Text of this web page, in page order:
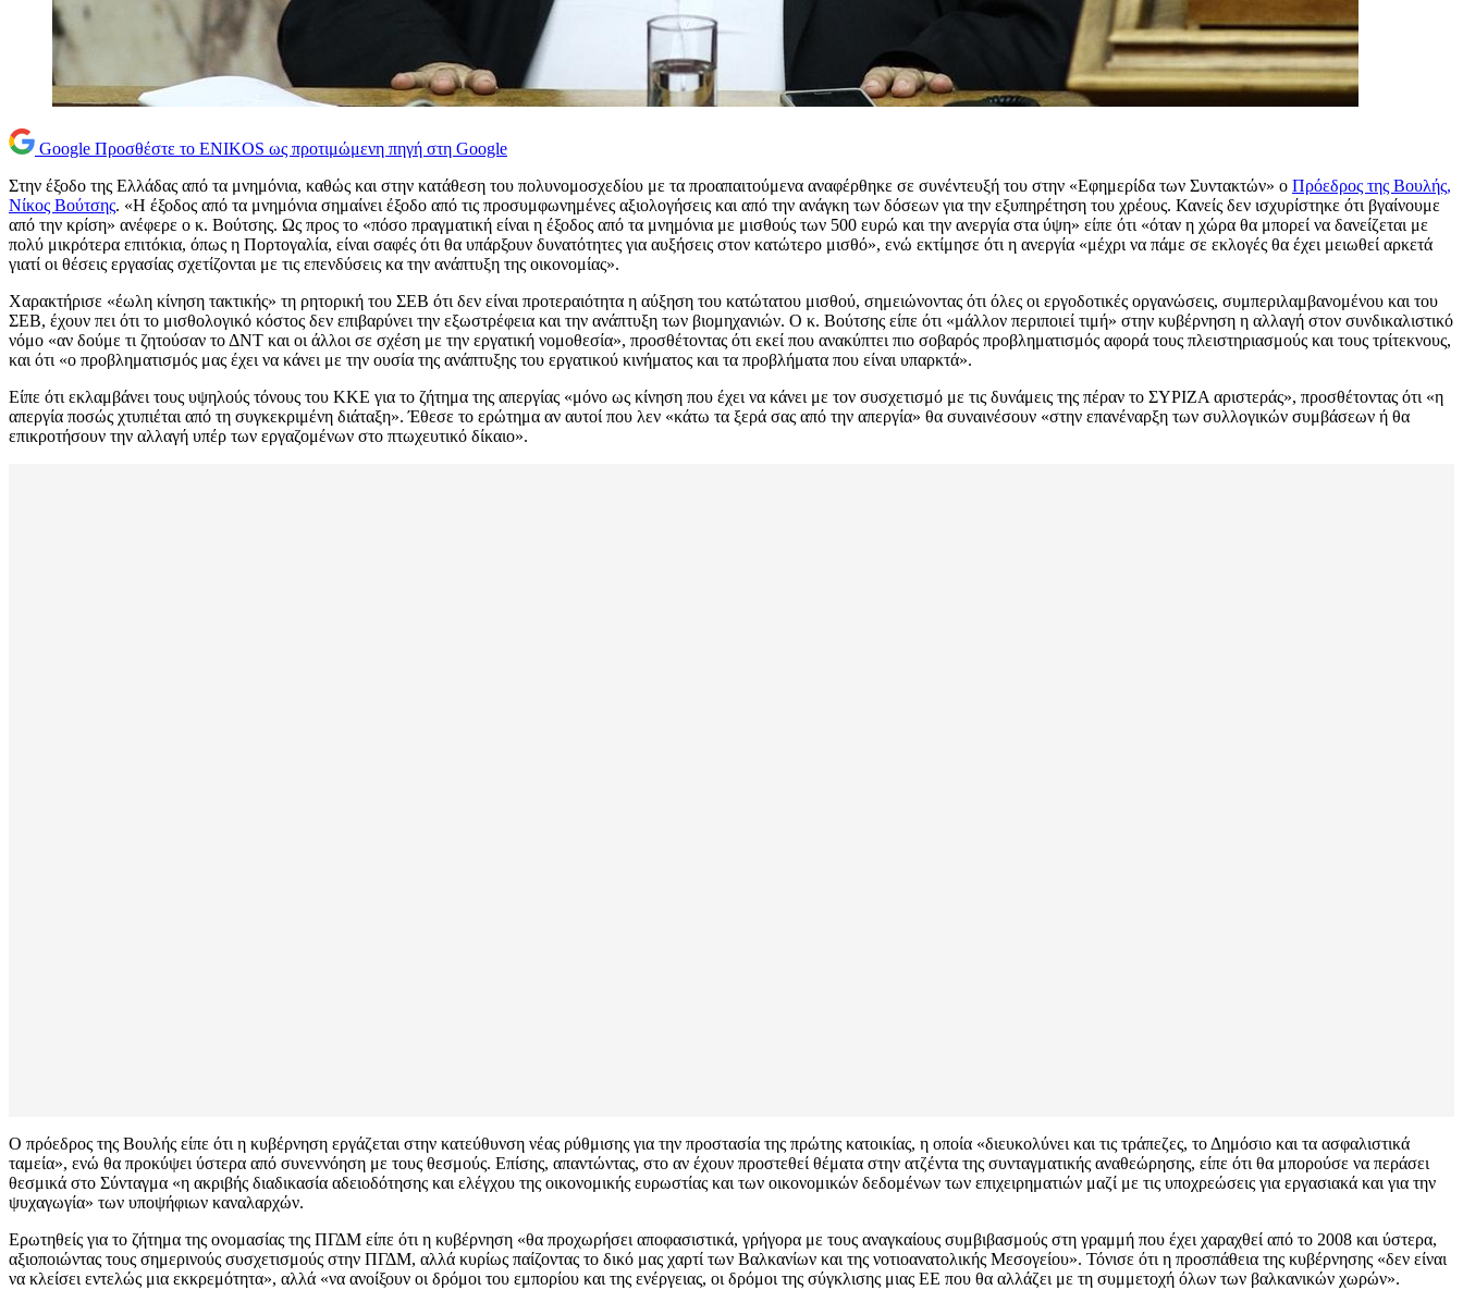
Google Προσθέστε το ENIKOS ως προτιμώμενη πηγή στη Google
Στην έξοδο της Ελλάδας από τα μνημόνια, καθώς και στην κατάθεση του πολυνομοσχεδίου με τα προαπαιτούμενα αναφέρθηκε σε συνέντευξή του στην «Εφημερίδα των Συντακτών» ο Πρόεδρος της Βουλής,
Νίκος Βούτσης. «Η έξοδος από τα μνημόνια σημαίνει έξοδο από τις προσυμφωνημένες αξιολογήσεις και από την ανάγκη των δόσεων για την εξυπηρέτηση του χρέους. Κανείς δεν ισχυρίστηκε ότι βγαίνουμε
από την κρίση» ανέφερε ο κ. Βούτσης. Ως προς το «πόσο πραγματική είναι η έξοδος από τα μνημόνια με μισθούς των 500 ευρώ και την ανεργία στα ύψη» είπε ότι «όταν η χώρα θα μπορεί να δανείζεται με
πολύ μικρότερα επιτόκια, όπως η Πορτογαλία, είναι σαφές ότι θα υπάρξουν δυνατότητες για αυξήσεις στον κατώτερο μισθό», ενώ εκτίμησε ότι η ανεργία «μέχρι να πάμε σε εκλογές θα έχει μειωθεί αρκετά
γιατί οι θέσεις εργασίας σχετίζονται με τις επενδύσεις κα την ανάπτυξη της οικονομίας».
Χαρακτήρισε «έωλη κίνηση τακτικής» τη ρητορική του ΣΕΒ ότι δεν είναι προτεραιότητα η αύξηση του κατώτατου μισθού, σημειώνοντας ότι όλες οι εργοδοτικές οργανώσεις, συμπεριλαμβανομένου και του
ΣΕΒ, έχουν πει ότι το μισθολογικό κόστος δεν επιβαρύνει την εξωστρέφεια και την ανάπτυξη των βιομηχανιών. Ο κ. Βούτσης είπε ότι «μάλλον περιποιεί τιμή» στην κυβέρνηση η αλλαγή στον συνδικαλιστικό
νόμο «αν δούμε τι ζητούσαν το ΔΝΤ και οι άλλοι σε σχέση με την εργατική νομοθεσία», προσθέτοντας ότι εκεί που ανακύπτει πιο σοβαρός προβληματισμός αφορά τους πλειστηριασμούς και τους τρίτεκνους,
και ότι «ο προβληματισμός μας έχει να κάνει με την ουσία της ανάπτυξης του εργατικού κινήματος και τα προβλήματα που είναι υπαρκτά».
Είπε ότι εκλαμβάνει τους υψηλούς τόνους του ΚΚΕ για το ζήτημα της απεργίας «μόνο ως κίνηση που έχει να κάνει με τον συσχετισμό με τις δυνάμεις της πέραν το ΣΥΡΙΖΑ αριστεράς», προσθέτοντας ότι «η
απεργία ποσώς χτυπιέται από τη συγκεκριμένη διάταξη». Έθεσε το ερώτημα αν αυτοί που λεν «κάτω τα ξερά σας από την απεργία» θα συναινέσουν «στην επανέναρξη των συλλογικών συμβάσεων ή θα
επικροτήσουν την αλλαγή υπέρ των εργαζομένων στο πτωχευτικό δίκαιο».
Ο πρόεδρος της Βουλής είπε ότι η κυβέρνηση εργάζεται στην κατεύθυνση νέας ρύθμισης για την προστασία της πρώτης κατοικίας, η οποία «διευκολύνει και τις τράπεζες, το Δημόσιο και τα ασφαλιστικά
ταμεία», ενώ θα προκύψει ύστερα από συνεννόηση με τους θεσμούς. Επίσης, απαντώντας, στο αν έχουν προστεθεί θέματα στην ατζέντα της συνταγματικής αναθεώρησης, είπε ότι θα μπορούσε να περάσει
θεσμικά στο Σύνταγμα «η ακριβής διαδικασία αδειοδότησης και ελέγχου της οικονομικής ευρωστίας και των οικονομικών δεδομένων των επιχειρηματιών μαζί με τις υποχρεώσεις για εργασιακά και για την
ψυχαγωγία» των υποψήφιων καναλαρχών.
Ερωτηθείς για το ζήτημα της ονομασίας της ΠΓΔΜ είπε ότι η κυβέρνηση «θα προχωρήσει αποφασιστικά, γρήγορα με τους αναγκαίους συμβιβασμούς στη γραμμή που έχει χαραχθεί από το 2008 και ύστερα,
αξιοποιώντας τους σημερινούς συσχετισμούς στην ΠΓΔΜ, αλλά κυρίως παίζοντας το δικό μας χαρτί των Βαλκανίων και της νοτιοανατολικής Μεσογείου». Τόνισε ότι η προσπάθεια της κυβέρνησης «δεν είναι
να κλείσει εντελώς μια εκκρεμότητα», αλλά «να ανοίξουν οι δρόμοι του εμπορίου και της ενέργειας, οι δρόμοι της σύγκλισης μιας ΕΕ που θα αλλάζει με τη συμμετοχή όλων των βαλκανικών χωρών».